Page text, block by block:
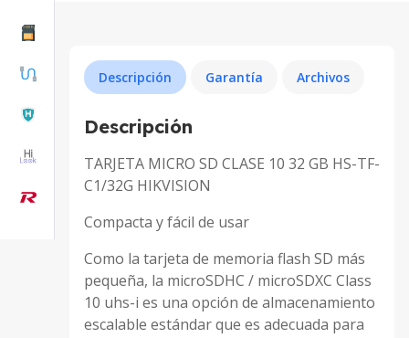
Descripción Garantía Archivos
Descripción
TARJETA MICRO SD CLASE 10 32 GB HS-TF-
C1/32G HIKVISION
Compacta y fácil de usar
Como la tarjeta de memoria flash SD más
pequeña, la microSDHC / microSDXC Class
10 uhs-i es una opción de almacenamiento
escalable estándar que es adecuada para